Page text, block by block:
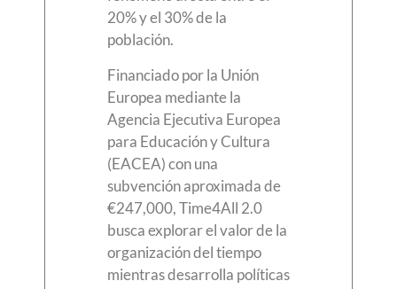
20% y el 30% de la
población.
Financiado por la Unión
Europea mediante la
Agencia Ejecutiva Europea
para Educación y Cultura
(EACEA) con una
subvención aproximada de
€247,000, Time4All 2.0
busca explorar el valor de la
organización del tiempo
mientras desarrolla políticas